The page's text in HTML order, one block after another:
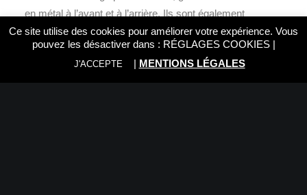
en métal à l’avant et à l’arrière. Ils sont également
étanches à la poussière et à l’humidité, de sorte que vous
puissiez capturer vos scènes même dans les conditions
les plus difficiles.
Ce site utilise des cookies pour améliorer votre expérience. Vous
pouvez les désactiver dans : RÉGLAGES COOKIES|
J'ACCEPTE | MENTIONS LÉGALES